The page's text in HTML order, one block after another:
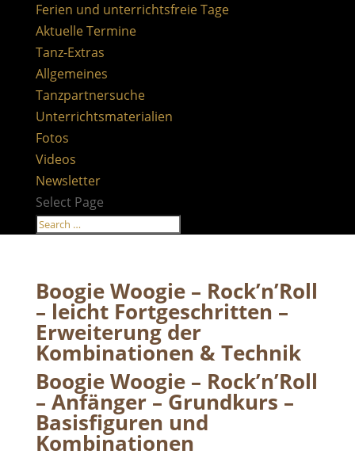
Ferien und unterrichtsfreie Tage
Aktuelle Termine
Tanz-Extras
Allgemeines
Tanzpartnersuche
Unterrichtsmaterialien
Fotos
Videos
Newsletter
Select Page
Boogie Woogie – Rock’n’Roll
– leicht Fortgeschritten –
Erweiterung der
Kombinationen & Technik
Boogie Woogie – Rock’n’Roll
– Anfänger – Grundkurs –
Basisfiguren und
Kombinationen